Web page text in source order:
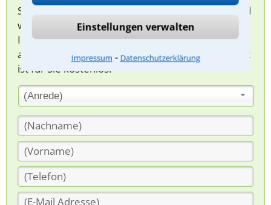
Einstellungen verwalten
Impressum ⁃ Datenschutzerklärung
Sie können hier Ihren Fall schildern. Anschließend
werden sich spezialisierte Rechtsanwälte bei
Ihnen melden, um das weitere Vorgehen
abzuklären. Die Rückmeldung durch einen Anwalt
ist für Sie kostenlos.
(Anrede)